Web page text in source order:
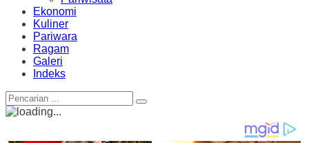
Ekonomi
Kuliner
Pariwara
Ragam
Galeri
Indeks